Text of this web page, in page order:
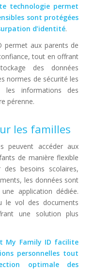
technologie permet
sont protégées
d’identité.
permet aux parents de
tout en offrant
des données
normes de sécurité les
les informations des
pérenne.
les familles
peuvent accéder aux
de manière flexible
besoins scolaires,
les données sont
application dédiée.
le vol des documents
une solution plus
My Family ID facilite
personnelles tout
optimale des